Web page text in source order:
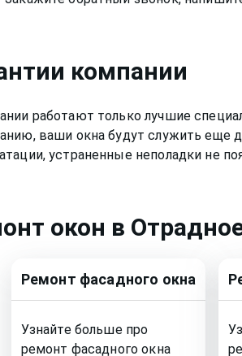
компании
работают только лучшие
ваши окна будут служить еще
устраненные неполадки не
окон в
Ремонт фасадного окна
Узнайте больше про
ремонт фасадного окна